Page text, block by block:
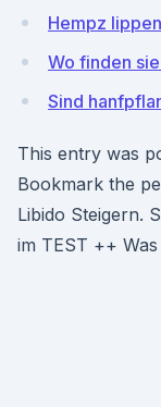
Hempz
Wo finden
Sind
This entry was
Bookmark the
Libido Steigern.
im TEST ++